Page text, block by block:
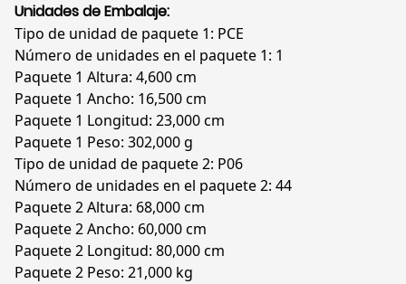
Unidades de Embalaje:
Tipo de unidad de paquete 1: PCE
Número de unidades en el paquete 1: 1
Paquete 1 Altura: 4,600 cm
Paquete 1 Ancho: 16,500 cm
Paquete 1 Longitud: 23,000 cm
Paquete 1 Peso: 302,000 g
Tipo de unidad de paquete 2: P06
Número de unidades en el paquete 2: 44
Paquete 2 Altura: 68,000 cm
Paquete 2 Ancho: 60,000 cm
Paquete 2 Longitud: 80,000 cm
Paquete 2 Peso: 21,000 kg